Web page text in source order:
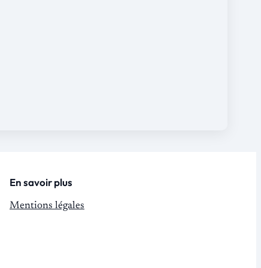
En savoir plus
Mentions légales